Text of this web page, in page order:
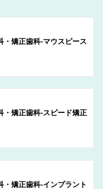
・矯正歯科-マウスピース
・矯正歯科-スピード矯正
・矯正歯科-インプラント